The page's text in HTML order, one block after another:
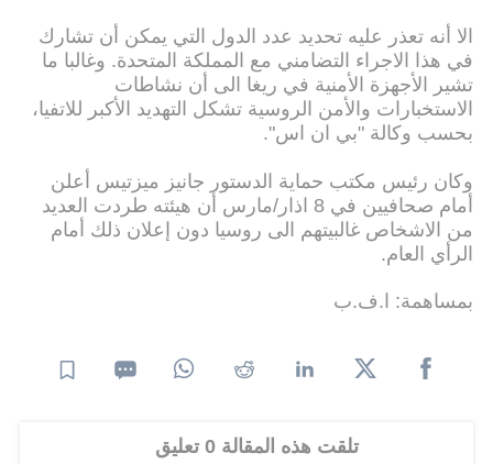
الا أنه تعذر عليه تحديد عدد الدول التي يمكن أن تشارك
في هذا الاجراء التضامني مع المملكة المتحدة. وغالبا ما
تشير الأجهزة الأمنية في ريغا الى أن نشاطات
الاستخبارات والأمن الروسية تشكل التهديد الأكبر للاتفيا،
بحسب وكالة "بي ان اس".
وكان رئيس مكتب حماية الدستور جانيز ميزتيس أعلن
أمام صحافيين في 8 اذار/مارس أن هيئته طردت العديد
من الاشخاص غالبيتهم الى روسيا دون إعلان ذلك أمام
الرأي العام.
بمساهمة: ا.ف.ب
تلقت هذه المقالة 0 تعليق